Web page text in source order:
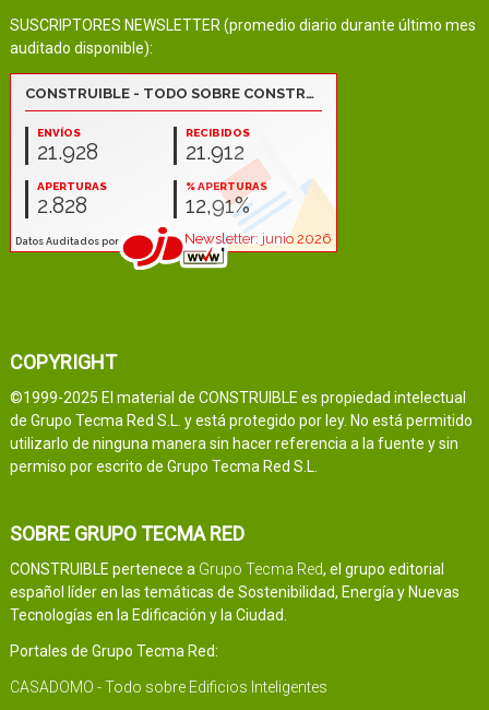
SUSCRIPTORES NEWSLETTER (promedio diario durante último mes
auditado disponible):
COPYRIGHT
©1999-2025 El material de CONSTRUIBLE es propiedad intelectual
de Grupo Tecma Red S.L. y está protegido por ley. No está permitido
utilizarlo de ninguna manera sin hacer referencia a la fuente y sin
permiso por escrito de Grupo Tecma Red S.L.
SOBRE GRUPO TECMA RED
CONSTRUIBLE pertenece a Grupo Tecma Red, el grupo editorial
español líder en las temáticas de Sostenibilidad, Energía y Nuevas
Tecnologías en la Edificación y la Ciudad.
Portales de Grupo Tecma Red:
CASADOMO - Todo sobre Edificios Inteligentes